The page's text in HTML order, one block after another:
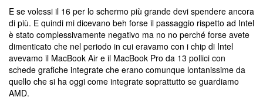
E se volessi il 16 per lo schermo più grande devi spendere ancora
di più. E quindi mi dicevano beh forse il passaggio rispetto ad Intel
è stato complessivamente negativo ma no no perché forse avete
dimenticato che nel periodo in cui eravamo con i chip di Intel
avevamo il MacBook Air e il MacBook Pro da 13 pollici con
schede grafiche integrate che erano comunque lontanissime da
quello che si ha oggi come integrate soprattutto se guardiamo
AMD.